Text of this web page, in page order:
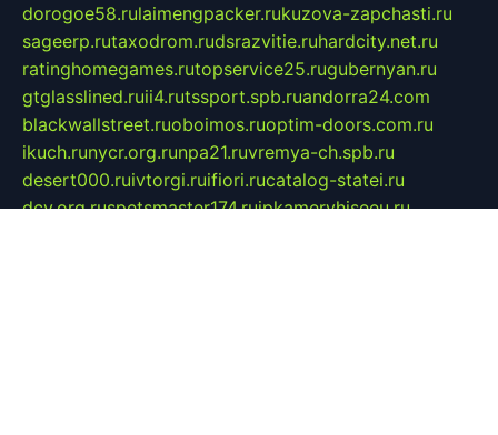
dorogoe58.rulaimengpacker.rukuzova-zapchasti.ru
sageerp.rutaxodrom.rudsrazvitie.ruhardcity.net.ru
ratinghomegames.rutopservice25.rugubernyan.ru
gtglasslined.ruii4.rutssport.spb.ruandorra24.com
blackwallstreet.ruoboimos.ruoptim-doors.com.ru
ikuch.runycr.org.runpa21.ruvremya-ch.spb.ru
desert000.ruivtorgi.ruifiori.rucatalog-statei.ru
dcv.org.ruspetsmaster174.ruipkameryhiseeu.ru